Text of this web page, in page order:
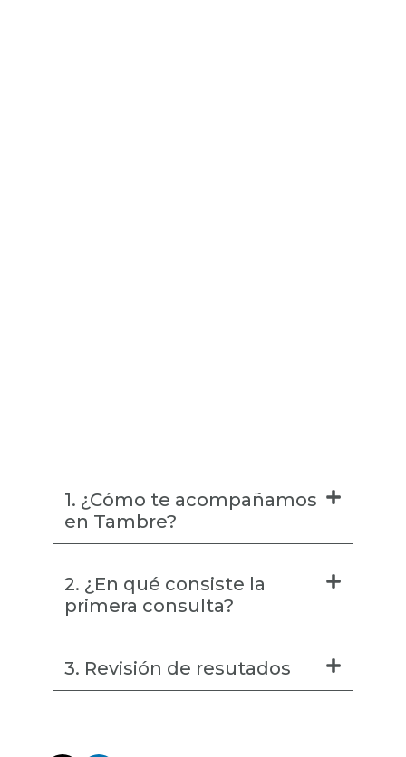
1. ¿Cómo te acompañamos
en Tambre?
2. ¿En qué consiste la
primera consulta?
3. Revisión de resutados